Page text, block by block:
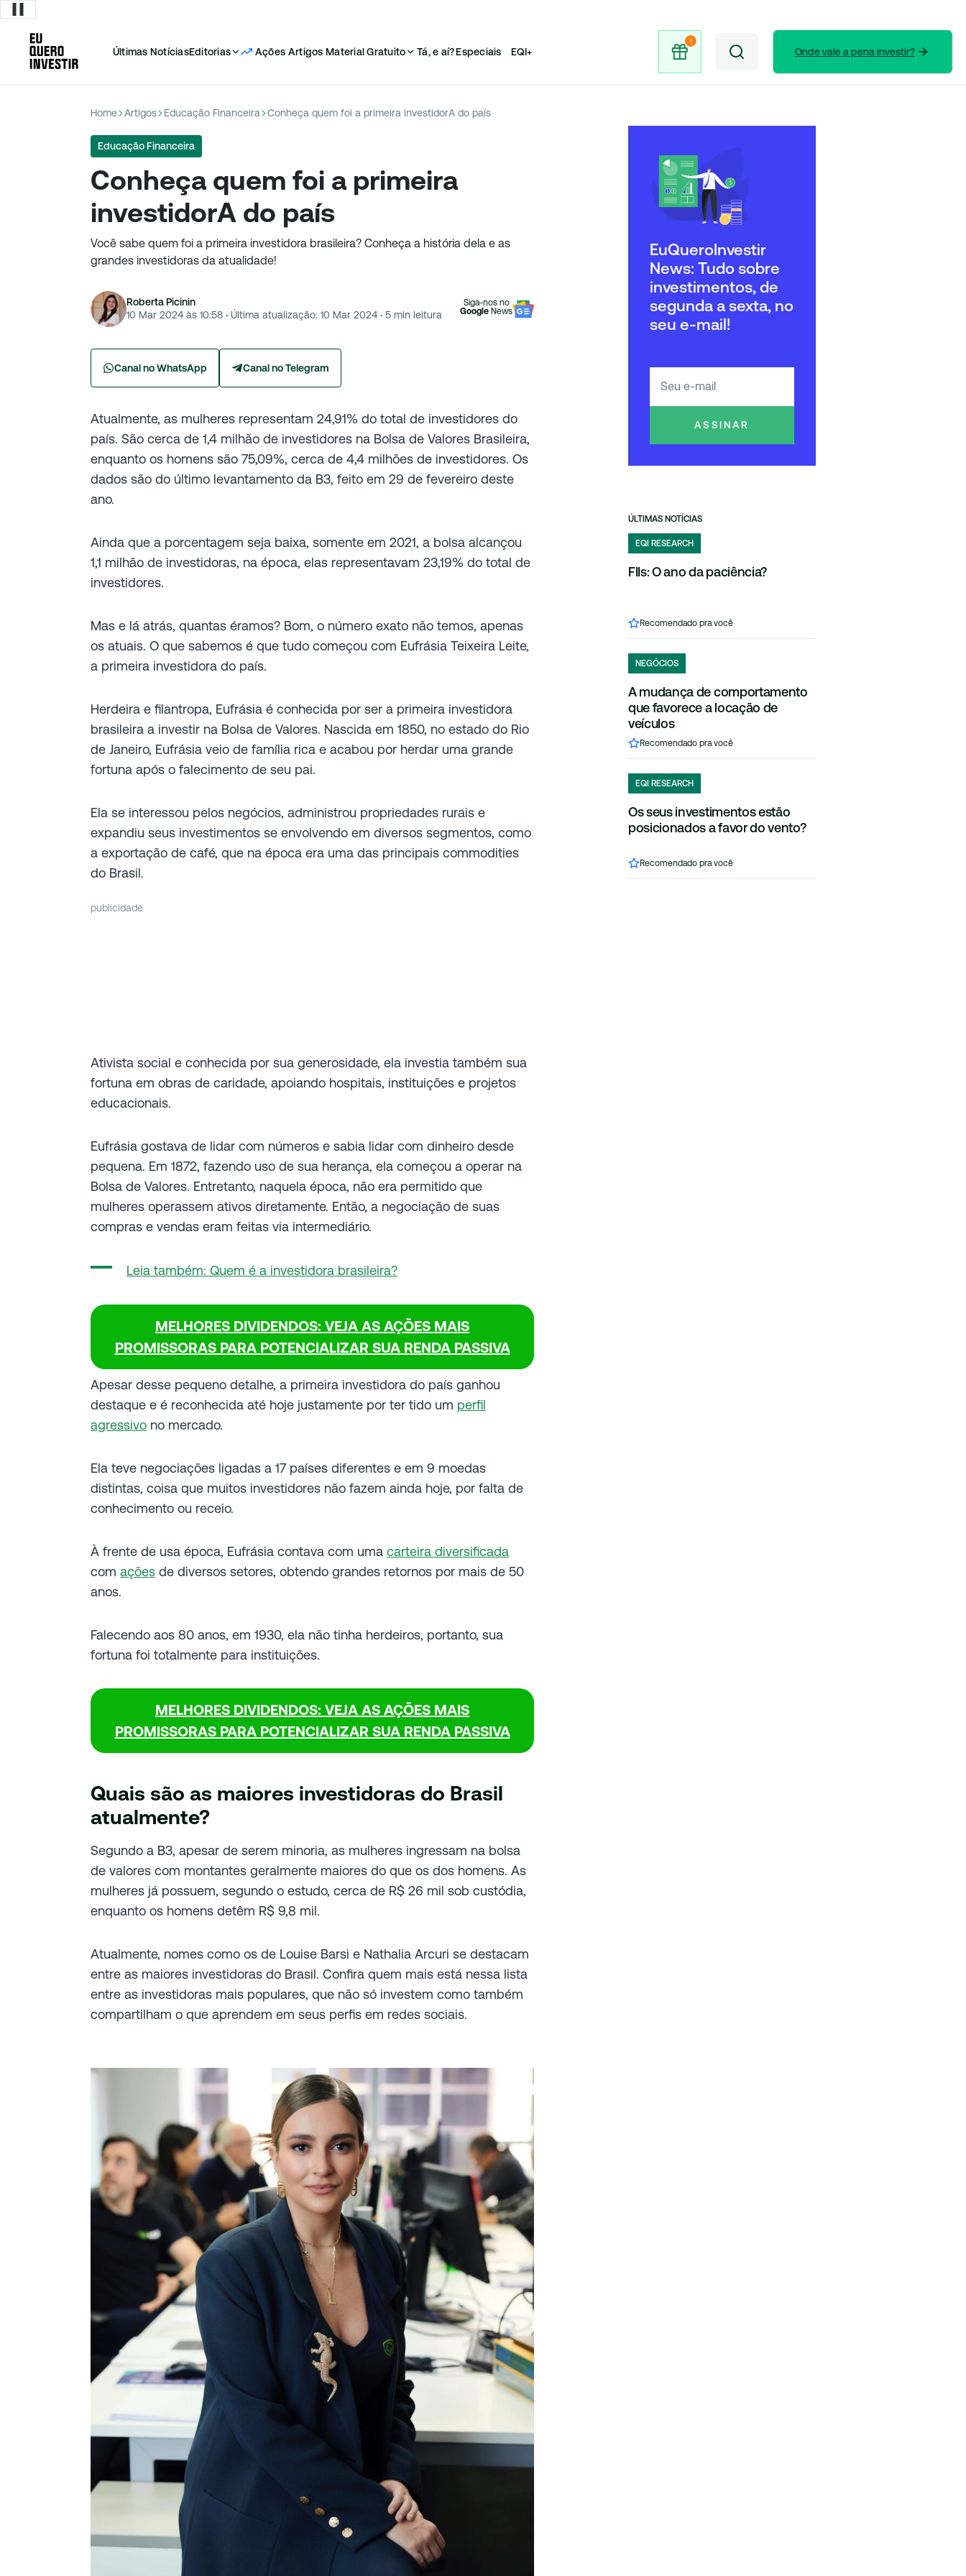
Últimas NotíciasEditorias Ações Artigos Material Gratuito Tá, e aí?Especiais EQI+ Onde vale a pena investir?
Home Artigos Educação Financeira Conheça quem foi a primeira investidorA do país
Educação Financeira
Conheça quem foi a primeira
investidorA do país
Você sabe quem foi a primeira investidora brasileira? Conheça a história dela e as
grandes investidoras da atualidade!
Roberta Picinin
10 Mar 2024 às 10:58 · Última atualização: 10 Mar 2024 · 5 min leitura
Siga-nos no
Google News
Canal no WhatsApp Canal no Telegram
Atualmente, as mulheres representam 24,91% do total de investidores do
país. São cerca de 1,4 milhão de investidores na Bolsa de Valores Brasileira,
enquanto os homens são 75,09%, cerca de 4,4 milhões de investidores. Os
dados são do último levantamento da B3, feito em 29 de fevereiro deste
ano.
Ainda que a porcentagem seja baixa, somente em 2021, a bolsa alcançou
1,1 milhão de investidoras, na época, elas representavam 23,19% do total de
investidores.
Mas e lá atrás, quantas éramos? Bom, o número exato não temos, apenas
os atuais. O que sabemos é que tudo começou com Eufrásia Teixeira Leite,
a primeira investidora do país.
Herdeira e filantropa, Eufrásia é conhecida por ser a primeira investidora
brasileira a investir na Bolsa de Valores. Nascida em 1850, no estado do Rio
de Janeiro, Eufrásia veio de família rica e acabou por herdar uma grande
fortuna após o falecimento de seu pai.
Ela se interessou pelos negócios, administrou propriedades rurais e
expandiu seus investimentos se envolvendo em diversos segmentos, como
a exportação de café, que na época era uma das principais commodities
do Brasil.
publicidade
Ativista social e conhecida por sua generosidade, ela investia também sua
fortuna em obras de caridade, apoiando hospitais, instituições e projetos
educacionais.
Eufrásia gostava de lidar com números e sabia lidar com dinheiro desde
pequena. Em 1872, fazendo uso de sua herança, ela começou a operar na
Bolsa de Valores. Entretanto, naquela época, não era permitido que
mulheres operassem ativos diretamente. Então, a negociação de suas
compras e vendas eram feitas via intermediário.
Leia também: Quem é a investidora brasileira?
MELHORES DIVIDENDOS: VEJA AS AÇÕES MAIS
PROMISSORAS PARA POTENCIALIZAR SUA RENDA PASSIVA
Apesar desse pequeno detalhe, a primeira investidora do país ganhou
destaque e é reconhecida até hoje justamente por ter tido um perfil
agressivo no mercado.
Ela teve negociações ligadas a 17 países diferentes e em 9 moedas
distintas, coisa que muitos investidores não fazem ainda hoje, por falta de
conhecimento ou receio.
À frente de usa época, Eufrásia contava com uma carteira diversificada
com ações de diversos setores, obtendo grandes retornos por mais de 50
anos.
Falecendo aos 80 anos, em 1930, ela não tinha herdeiros, portanto, sua
fortuna foi totalmente para instituições.
MELHORES DIVIDENDOS: VEJA AS AÇÕES MAIS
PROMISSORAS PARA POTENCIALIZAR SUA RENDA PASSIVA
Quais são as maiores investidoras do Brasil
atualmente?
Segundo a B3, apesar de serem minoria, as mulheres ingressam na bolsa
de valores com montantes geralmente maiores do que os dos homens. As
mulheres já possuem, segundo o estudo, cerca de R$ 26 mil sob custódia,
enquanto os homens detêm R$ 9,8 mil.
Atualmente, nomes como os de Louise Barsi e Nathalia Arcuri se destacam
entre as maiores investidoras do Brasil. Confira quem mais está nessa lista
entre as investidoras mais populares, que não só investem como também
compartilham o que aprendem em seus perfis em redes sociais.
EuQueroInvestir
News: Tudo sobre
investimentos, de
segunda a sexta, no
seu e-mail!
ASSINAR
ÚLTIMAS NOTÍCIAS
EQI RESEARCH
FIIs: O ano da paciência?
Recomendado pra você
NEGÓCIOS
A mudança de comportamento
que favorece a locação de
veículos
Recomendado pra você
EQI RESEARCH
Os seus investimentos estão
posicionados a favor do vento?
Recomendado pra você